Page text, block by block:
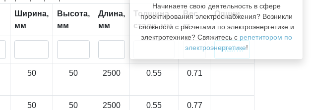
Начинаете свою деятельность в сфере
проектирования электроснабжения? Возникли
сложности с расчетами по электроэнергетике и
электротехнике? Свяжитесь с репетитором по
электроэнергетике!
Ширина,
мм
Высота,
мм
Длина,
мм
Толщина
стали, мм
Вес,
кг
Опции
50 50 2500 0.55 0.71
50 50 2500 0.55 0.77